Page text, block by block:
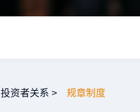
投资者关系 > 规章制度